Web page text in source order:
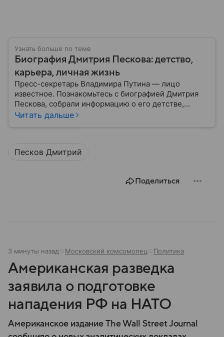
Узнать больше по теме
Биография Дмитрия Пескова: детство,
карьера, личная жизнь
Пресс-секретарь Владимира Путина — лицо
известное. Познакомьтесь с биографией Дмитрия
Пескова, собрали информацию о его детстве,
карьере, личной жизни, наградах и политических
Читать дальше
Песков Дмитрий
Поделиться
3 минуты назад Московский комсомолец Политика
Американская разведка
заявила о подготовке
нападения РФ на НАТО
Американское издание The Wall Street Journal